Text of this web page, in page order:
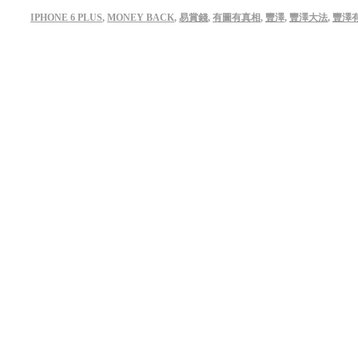
IPHONE 6 PLUS, MONEY BACK, 易賞錢, 有圖有真相, 豐澤, 豐澤大法, 豐澤